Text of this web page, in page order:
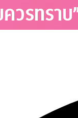
วรทราบ